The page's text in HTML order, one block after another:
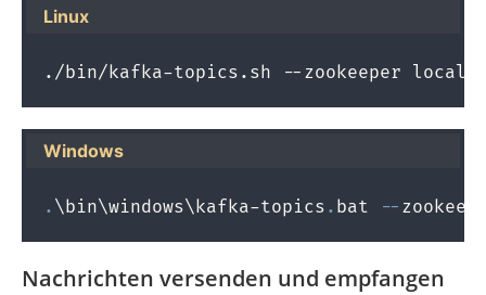
Linux
./bin/kafka-topics.sh --zookeeper
Windows
. \bin\windows\kafka-topics . bat --
Nachrichten versenden und empfangen